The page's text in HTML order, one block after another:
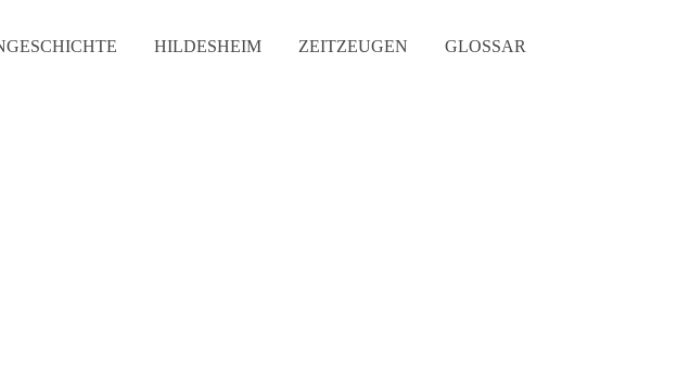
HILDESHEIM ZEITZEUGEN GLOSSAR